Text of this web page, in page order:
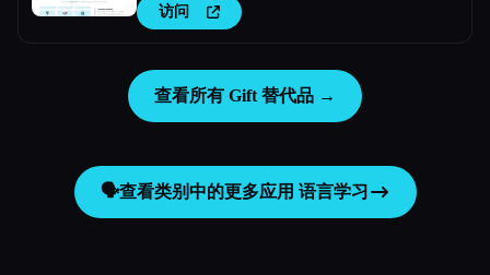
访问
查看所有 Gift 替代品 →
🗣️查看类别中的更多应用 语言学习